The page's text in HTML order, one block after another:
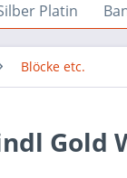
Platin
Blöcke etc.
Gold